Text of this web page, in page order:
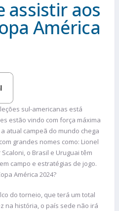
assistir aos
América
sul-americanas está
estão vindo com força máxima
atual campeã do mundo chega
grandes nomes como: Lionel
o Brasil e Uruguai têm
campo e estratégias de jogo.
América 2024?
do torneio, que terá um total
na história, o país sede não irá